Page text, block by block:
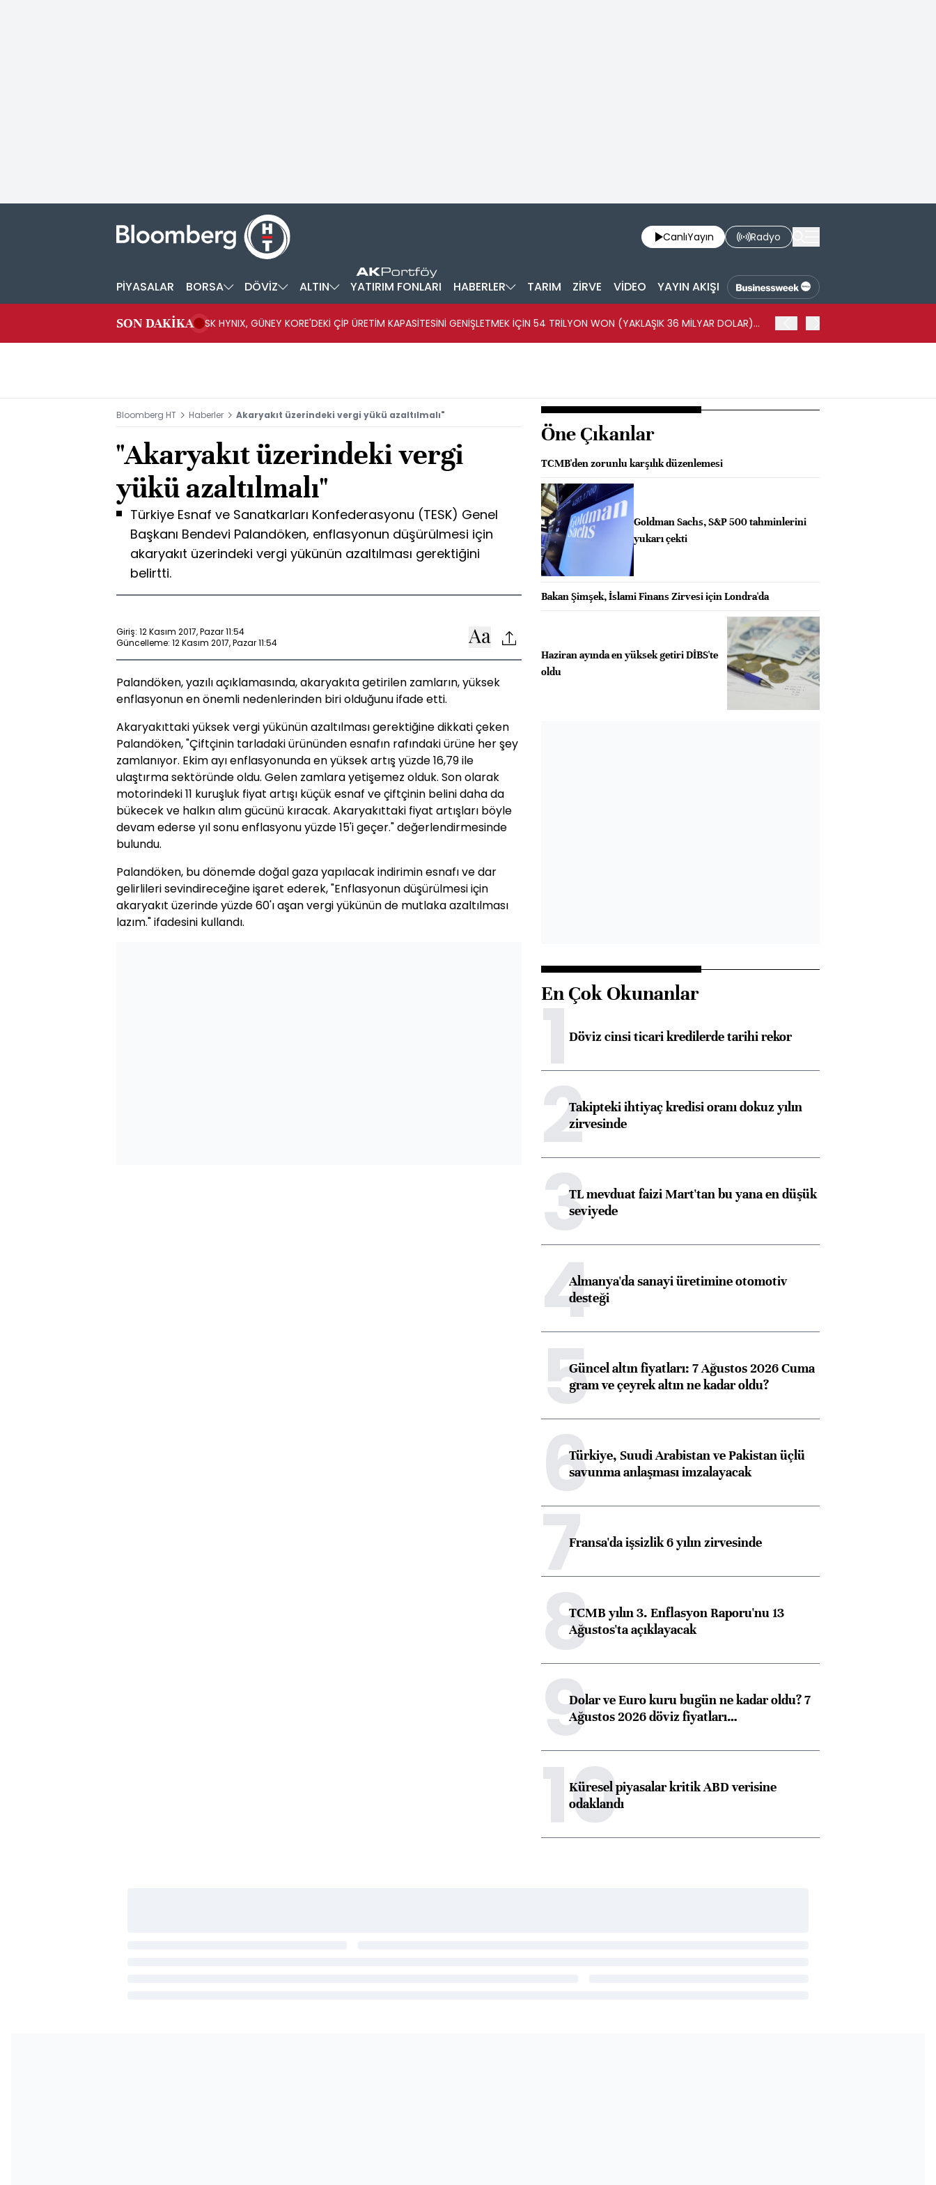
CanlıYayın Radyo
PİYASALAR BORSA DÖVİZ ALTIN YATIRIM FONLARI HABERLER TARIM ZİRVE VİDEO YAYIN AKIŞI
SON DAKİKA
SK HYNIX, GÜNEY KORE'DEKİ ÇİP ÜRETİM KAPASİTESİNİ GENİŞLETMEK İÇİN 54 TRİLYON WON (YAKLAŞIK 36 MİLYAR DOLAR)
Bloomberg HT Haberler Akaryakıt üzerindeki vergi yükü azaltılmalı"
"Akaryakıt üzerindeki vergi
yükü azaltılmalı"
Türkiye Esnaf ve Sanatkarları Konfederasyonu (TESK) Genel
Başkanı Bendevi Palandöken, enflasyonun düşürülmesi için
akaryakıt üzerindeki vergi yükünün azaltılması gerektiğini
belirtti.
Giriş: 12 Kasım 2017, Pazar 11:54
Güncelleme: 12 Kasım 2017, Pazar 11:54
Palandöken, yazılı açıklamasında, akaryakıta getirilen zamların, yüksek
enflasyonun en önemli nedenlerinden biri olduğunu ifade etti.
Akaryakıttaki yüksek vergi yükünün azaltılması gerektiğine dikkati çeken
Palandöken, "Çiftçinin tarladaki ürününden esnafın rafındaki ürüne her şey
zamlanıyor. Ekim ayı enflasyonunda en yüksek artış yüzde 16,79 ile
ulaştırma sektöründe oldu. Gelen zamlara yetişemez olduk. Son olarak
motorindeki 11 kuruşluk fiyat artışı küçük esnaf ve çiftçinin belini daha da
bükecek ve halkın alım gücünü kıracak. Akaryakıttaki fiyat artışları böyle
devam ederse yıl sonu enflasyonu yüzde 15'i geçer." değerlendirmesinde
bulundu.
Palandöken, bu dönemde doğal gaza yapılacak indirimin esnafı ve dar
gelirlileri sevindireceğine işaret ederek, "Enflasyonun düşürülmesi için
akaryakıt üzerinde yüzde 60'ı aşan vergi yükünün de mutlaka azaltılması
lazım." ifadesini kullandı.
Öne Çıkanlar
TCMB'den zorunlu karşılık düzenlemesi
Goldman Sachs, S&P 500 tahminlerini
yukarı çekti
Bakan Şimşek, İslami Finans Zirvesi için Londra'da
Haziran ayında en yüksek getiri DİBS'te
oldu
En Çok Okunanlar
1Döviz cinsi ticari kredilerde tarihi rekor
2Takipteki ihtiyaç kredisi oranı dokuz yılın
zirvesinde
3TL mevduat faizi Mart'tan bu yana en düşük
seviyede
4Almanya'da sanayi üretimine otomotiv
desteği
5Güncel altın fiyatları: 7 Ağustos 2026 Cuma
gram ve çeyrek altın ne kadar oldu?
6Türkiye, Suudi Arabistan ve Pakistan üçlü
savunma anlaşması imzalayacak
7Fransa'da işsizlik 6 yılın zirvesinde
8TCMB yılın 3. Enflasyon Raporu'nu 13
Ağustos'ta açıklayacak
9Dolar ve Euro kuru bugün ne kadar oldu? 7
Ağustos 2026 döviz fiyatları…
10
Küresel piyasalar kritik ABD verisine
odaklandı